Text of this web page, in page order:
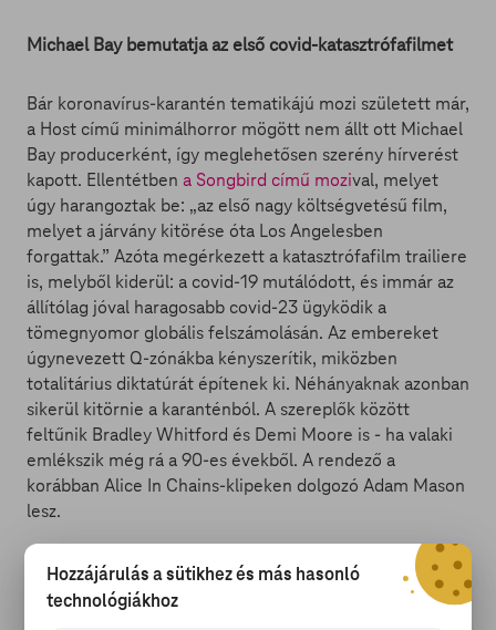
Michael Bay bemutatja az első covid-katasztrófafilmet
Bár koronavírus-karantén tematikájú mozi született már,
a Host című minimálhorror mögött nem állt ott Michael
Bay producerként, így meglehetősen szerény hírverést
kapott. Ellentétben a Songbird című mozival, melyet
úgy harangoztak be: „az első nagy költségvetésű film,
melyet a járvány kitörése óta Los Angelesben
forgattak.” Azóta megérkezett a katasztrófafilm trailiere
is, melyből kiderül: a covid-19 mutálódott, és immár az
állítólag jóval haragosabb covid-23 ügyködik a
tömegnyomor globális felszámolásán. Az embereket
úgynevezett Q-zónákba kényszerítik, miközben
totalitárius diktatúrát építenek ki. Néhányaknak azonban
sikerül kitörnie a karanténból. A szereplők között
feltűnik Bradley Whitford és Demi Moore is - ha valaki
emlékszik még rá a 90-es évekből. A rendező a
korábban Alice In Chains-klipeken dolgozó Adam Mason
lesz.
Watch the official trailer for
#SongbirdMovie
from the Producer of ‘The
Hozzájárulás a sütikhez és más hasonló
technológiákhoz